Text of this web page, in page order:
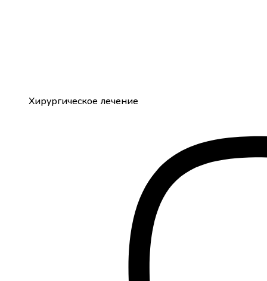
Хирургическое лечение